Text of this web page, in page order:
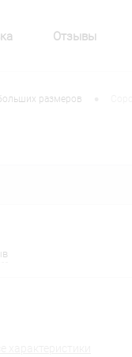
Отзывы
размеров